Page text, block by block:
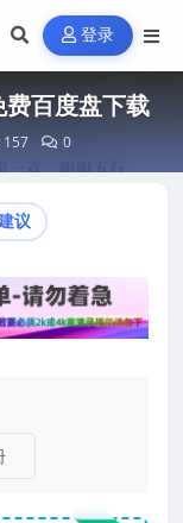
登录
百度盘下载
157 0
议